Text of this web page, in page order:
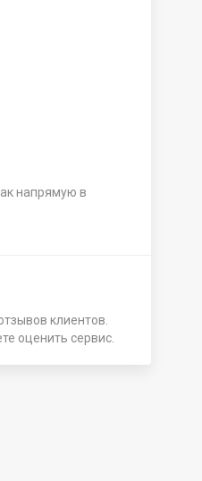
напрямую в
клиентов.
оценить сервис.